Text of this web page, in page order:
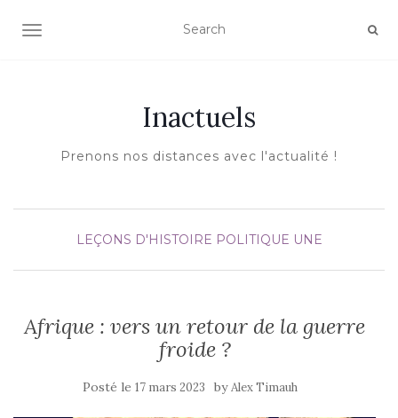
AFFICHER/MASQUER LA NAVIGATION
Inactuels
Prenons nos distances avec l'actualité !
LEÇONS D'HISTOIRE POLITIQUE UNE
Afrique : vers un retour de la guerre
froide ?
Posté le 17 mars 2023 byAlex Timauh